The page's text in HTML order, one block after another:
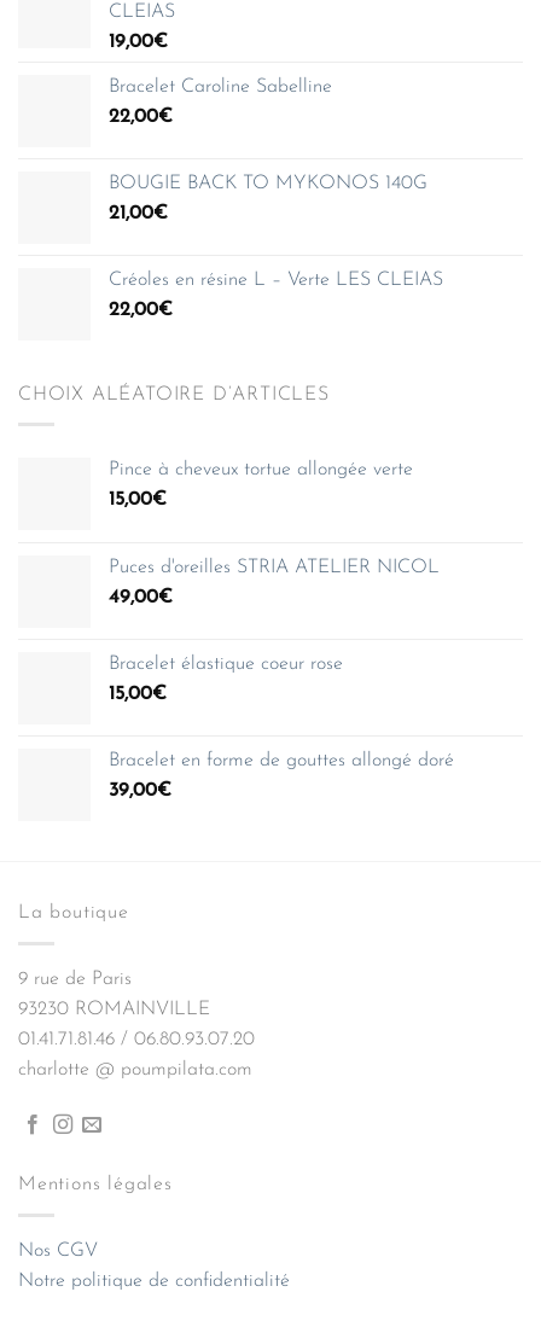
CLEIAS
19,00€
Bracelet Caroline Sabelline
22,00€
BOUGIE BACK TO MYKONOS 140G
21,00€
Créoles en résine L – Verte LES CLEIAS
22,00€
CHOIX ALÉATOIRE D’ARTICLES
Pince à cheveux tortue allongée verte
15,00€
Puces d'oreilles STRIA ATELIER NICOL
49,00€
Bracelet élastique coeur rose
15,00€
Bracelet en forme de gouttes allongé doré
39,00€
La boutique
9 rue de Paris
93230 ROMAINVILLE
01.41.71.81.46 / 06.80.93.07.20
charlotte @ poumpilata.com
Mentions légales
Nos CGV
Notre politique de confidentialité